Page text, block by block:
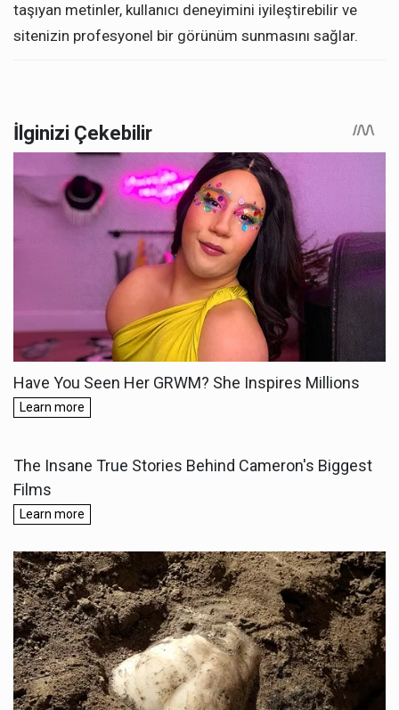
taşıyan metinler, kullanıcı deneyimini iyileştirebilir ve
sitenizin profesyonel bir görünüm sunmasını sağlar.